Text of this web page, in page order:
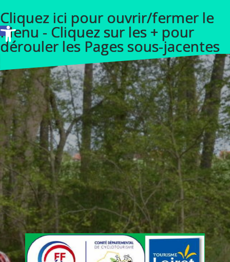
Ouvrir la barre d’outils
l
l
e
a
u
c
o
n
t
n
u
Cliquez ici pour ouvrir/fermer le
Menu - Cliquez sur les + pour
dérouler les Pages sous-jacentes